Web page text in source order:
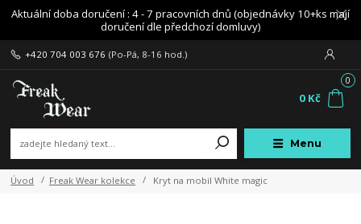
Aktuální doba doručení : 4 - 7 pracovních dnů (objednávky 10+ks mají
doručení dle předchozí domluvy)
Menu
+420 704 003 676 (Po-Pá, 8-16 hod.)
0
0 Kč
Úvod Freak Wear kolekce Kryt na mobil White magic